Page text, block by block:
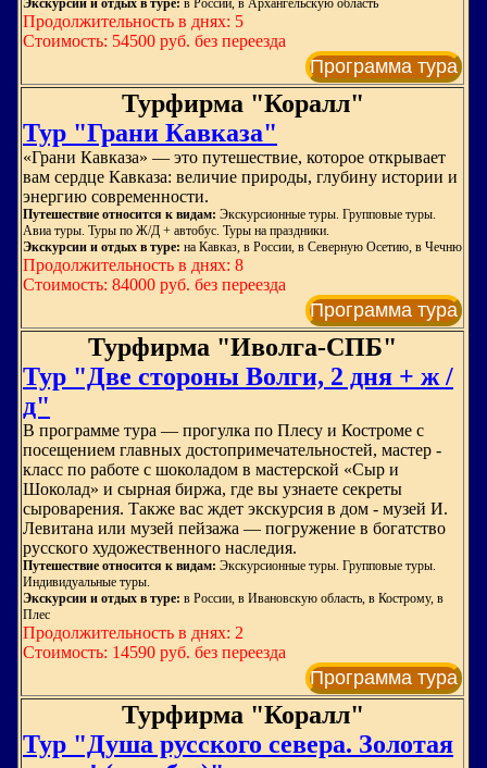
Экскурсии и отдых в туре: в России, в Архангельскую область
Продолжительность в днях: 5
Стоимость: 54500 руб. без переезда
Программа тура
Турфирма "Коралл"
Тур "Грани Кавказа"
«Грани Кавказа» — это путешествие, которое открывает
вам сердце Кавказа: величие природы, глубину истории и
энергию современности.
Путешествие относится к видам: Экскурсионные туры. Групповые туры.
Авиа туры. Туры по Ж/Д + автобус. Туры на праздники.
Экскурсии и отдых в туре: на Кавказ, в России, в Северную Осетию, в Чечню
Продолжительность в днях: 8
Стоимость: 84000 руб. без переезда
Программа тура
Турфирма "Иволга-СПБ"
Тур "Две стороны Волги, 2 дня + ж /
д"
В программе тура — прогулка по Плесу и Костроме с
посещением главных достопримечательностей, мастер -
класс по работе с шоколадом в мастерской «Сыр и
Шоколад» и сырная биржа, где вы узнаете секреты
сыроварения. Также вас ждет экскурсия в дом - музей И.
Левитана или музей пейзажа — погружение в богатство
русского художественного наследия.
Путешествие относится к видам: Экскурсионные туры. Групповые туры.
Индивидуальные туры.
Экскурсии и отдых в туре: в России, в Ивановскую область, в Кострому, в
Плес
Продолжительность в днях: 2
Стоимость: 14590 руб. без переезда
Программа тура
Турфирма "Коралл"
Тур "Душа русского севера. Золотая